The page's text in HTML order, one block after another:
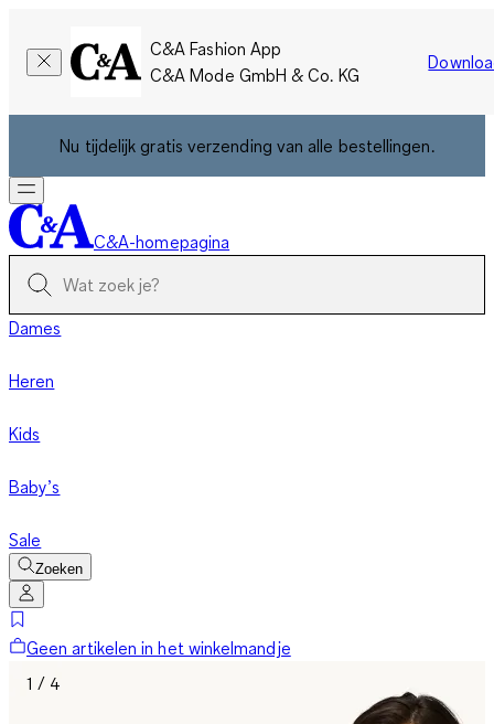
C&A Fashion App
C&A Mode GmbH & Co. KG
Nu tijdelijk gratis verzending van alle bestellingen.
C&A-homepagina
Dames
Heren
Kids
Baby’s
Sale
Zoeken
Geen artikelen in het winkelmandje
1 / 4